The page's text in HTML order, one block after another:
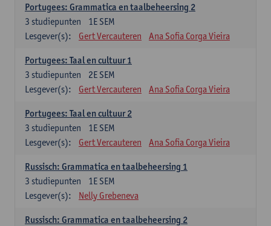
Portugees: Grammatica en taalbeheersing 2
1E SEM
3 studiepunten
Lesgever(s):
Gert Vercauteren Ana Sofia Corga Vieira
Portugees: Taal en cultuur 1
2E SEM
3 studiepunten
Lesgever(s):
Gert Vercauteren Ana Sofia Corga Vieira
Portugees: Taal en cultuur 2
1E SEM
3 studiepunten
Lesgever(s):
Gert Vercauteren Ana Sofia Corga Vieira
Russisch: Grammatica en taalbeheersing 1
1E SEM
3 studiepunten
Lesgever(s):
Nelly Grebeneva
Russisch: Grammatica en taalbeheersing 2